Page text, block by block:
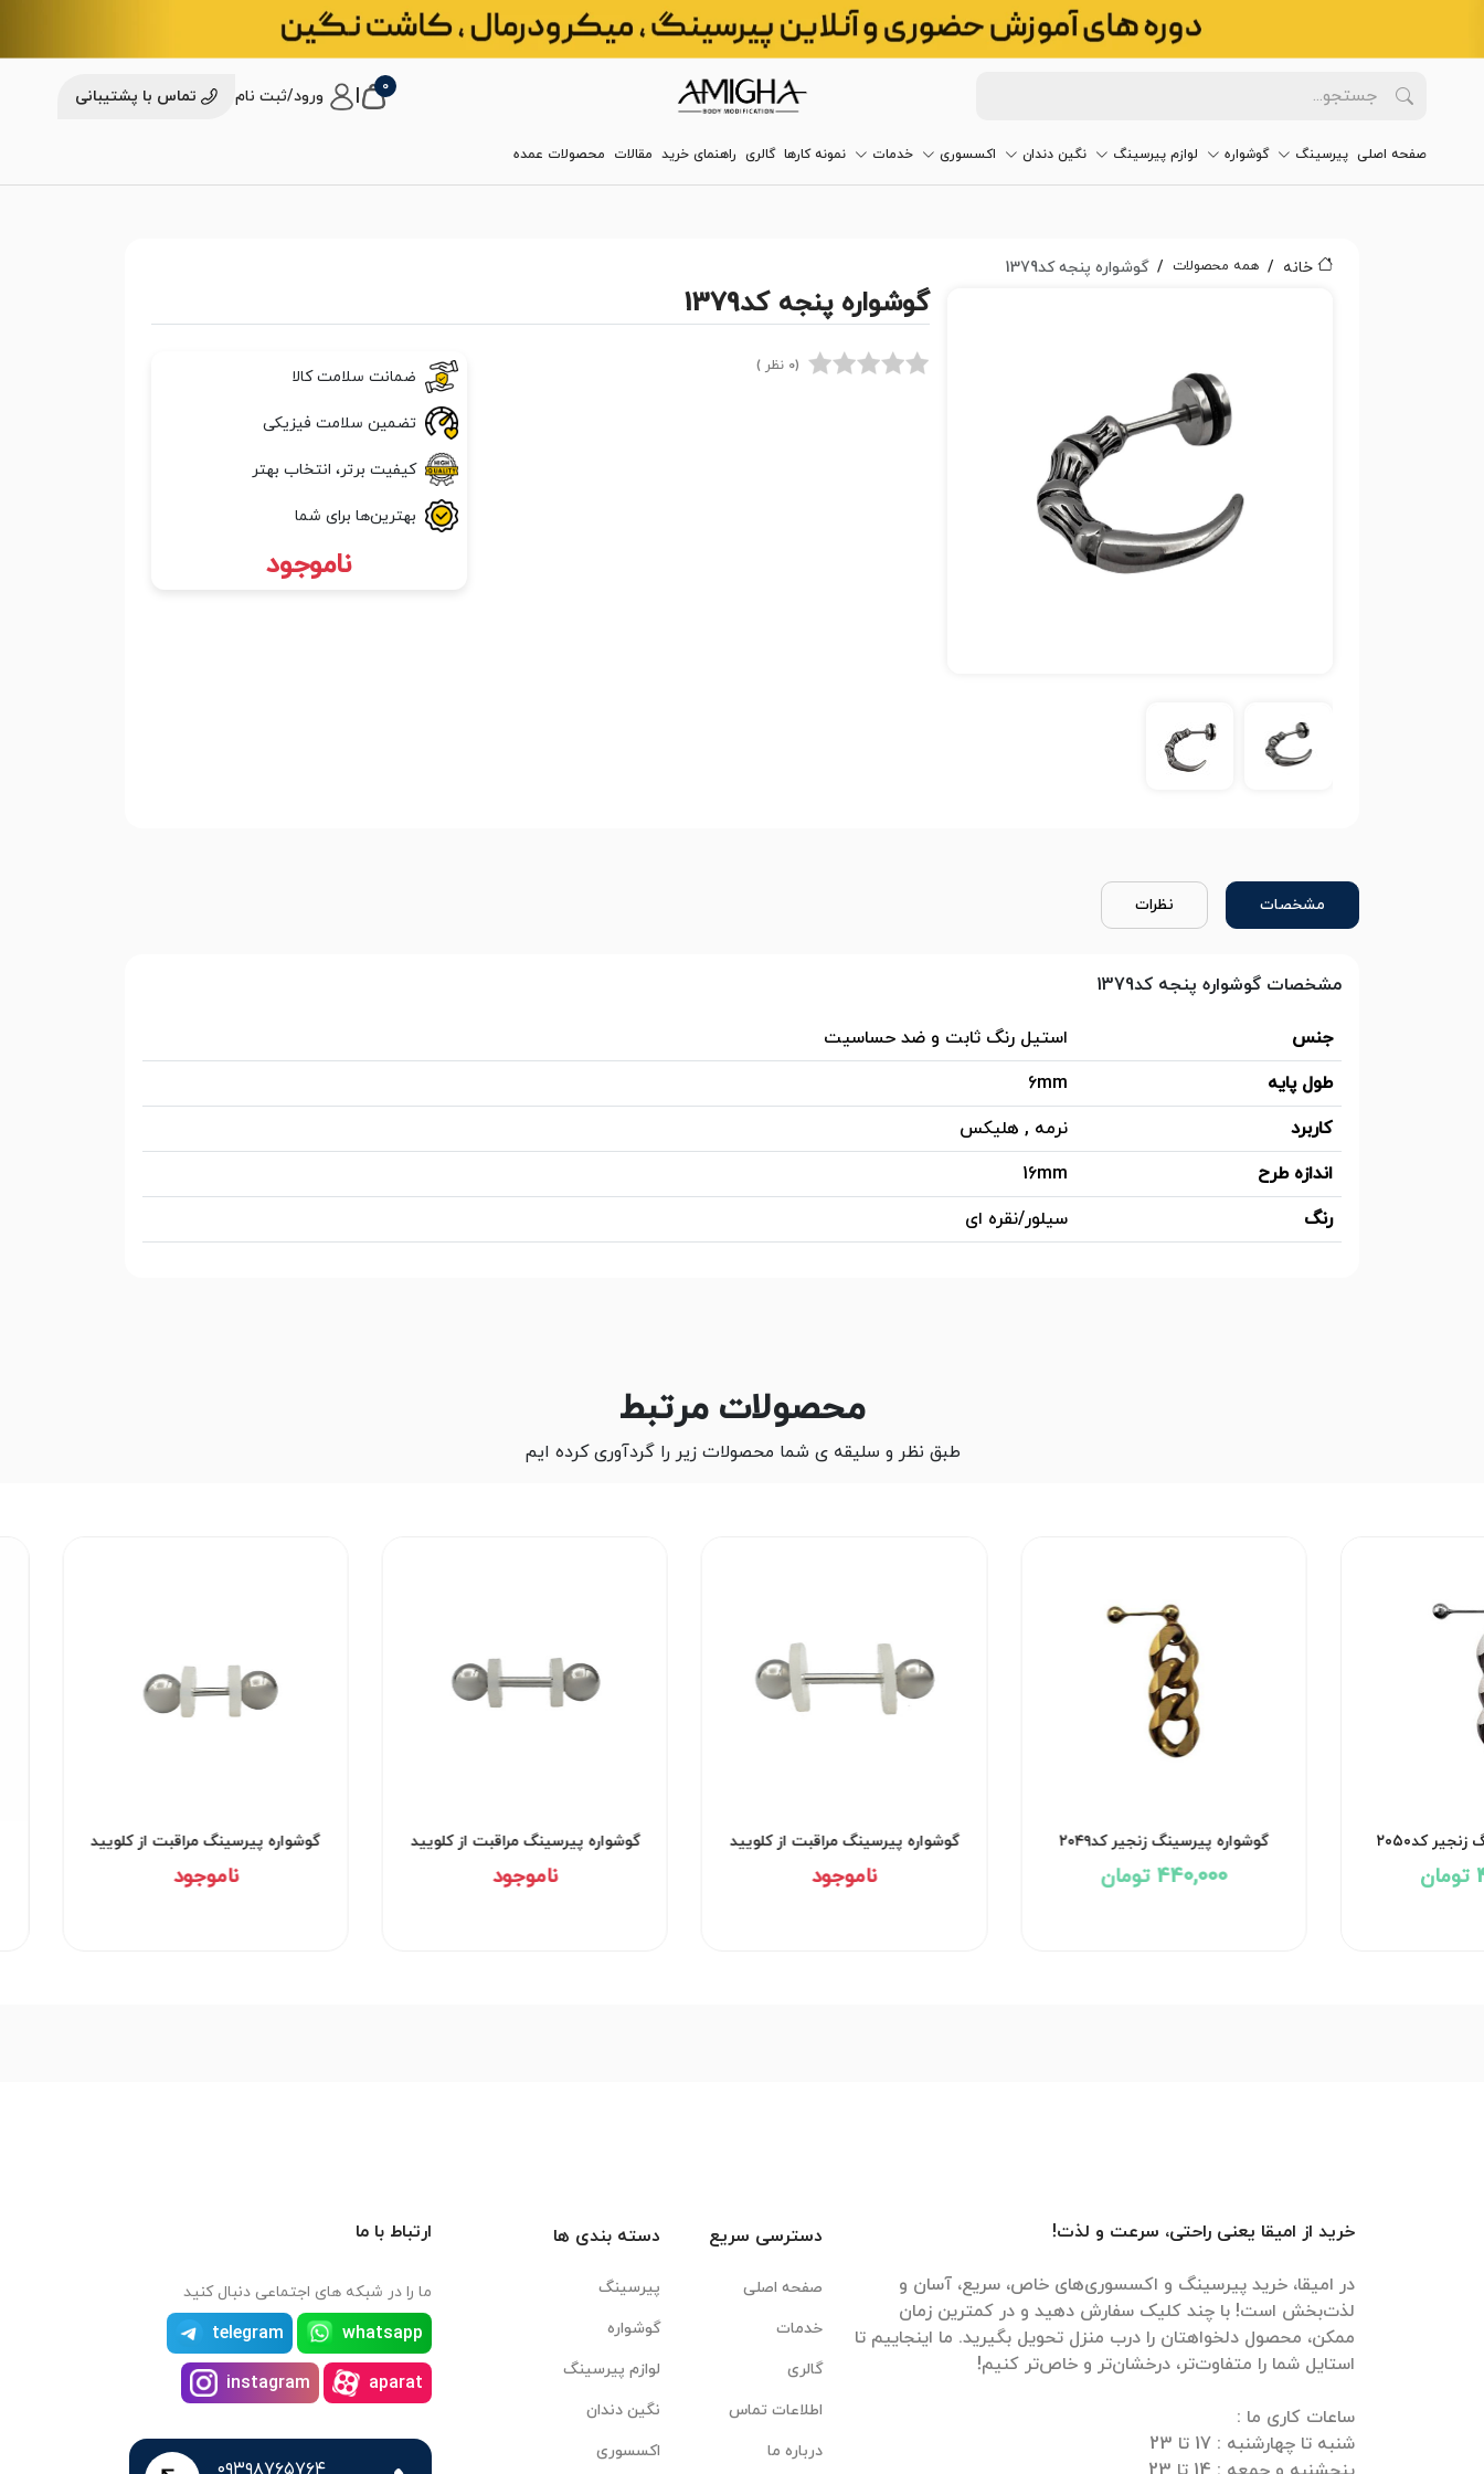
0 ورود/ثبت نام تماس با پشتیبانی
صفحه اصلی پیرسینگ گوشواره لوازم پیرسینگ نگین دندان اکسسوری خدمات نمونه کارها گالری راهنمای خرید مقالات محصولات عمده
خانه همه محصولات گوشواره پنجه کد1379
گوشواره پنجه کد1379
(0 نظر )
ضمانت سلامت کالا
تضمین سلامت فیزیکی
کیفیت برتر، انتخاب بهتر
بهترین‌ها برای شما
ناموجود
مشخصات نظرات
مشخصات گوشواره پنجه کد1379
جنس
استیل رنگ ثابت و ضد حساسیت
طول پایه
6mm
کاربرد
نرمه , هلیکس
اندازه طرح
16mm
رنگ
سیلور/نقره ای
محصولات مرتبط
طبق نظر و سلیقه ی شما محصولات زیر را گردآوری کرده ایم
گوشواره پیرسینگ زنجیر کد۲۰۵۰ گوشواره پیرسینگ زنجیر کد۲۰۴۹
گوشواره پیرسینگ مراقبت از کلویید
گوشواره پیرسینگ مراقبت از کلویید
گوشواره پیرسینگ مراقبت
خرید از امیقا یعنی راحتی، سرعت و لذت!
در امیقا، خرید پیرسینگ و اکسسوری‌های خاص، سریع، آسان و
لذت‌بخش است! با چند کلیک سفارش دهید و در کمترین زمان
ممکن، محصول دلخواهتان را درب منزل تحویل بگیرید. ما اینجاییم تا
دسترسی سریع
صفحه اصلی
خدمات
گالری
اطلاعات تماس
درباره ما
دسته بندی ها
پیرسینگ
گوشواره
لوازم پیرسینگ
نگین دندان
اکسسوری
ارتباط با ما
ما را در شبکه های اجتماعی دنبال کنید
whatsapp
telegram
aparat
instagram